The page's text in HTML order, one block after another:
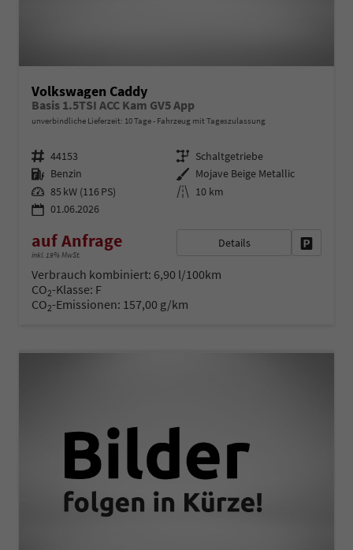
Volkswagen Caddy
Basis 1.5TSI ACC Kam GV5 App
unverbindliche Lieferzeit: 10 Tage Fahrzeug mit Tageszulassung
Fahrzeugnr. 44153 Getriebe Schaltgetriebe
Kraftstoff Benzin Außenfarbe Mojave Beige Metallic
Leistung 85 kW (116 PS) Kilometerstand 10 km
01.06.2026
auf Anfrage
inkl. 19% MwSt.
Details
Verbrauch kombiniert: 6,90 l/100km
CO2-Klasse: F
CO2-Emissionen: 157,00 g/km